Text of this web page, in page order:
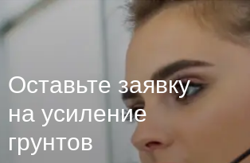
Оставьте заявку
на усиление
грунтов